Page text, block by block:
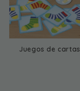
Juegos de cartas